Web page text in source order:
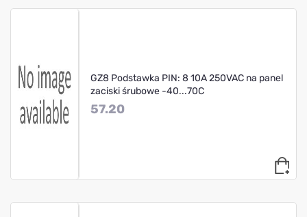
GZ8 Podstawka PIN: 8 10A 250VAC na panel
zaciski śrubowe -40...70C
57.20